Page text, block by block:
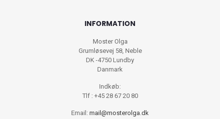
INFORMATION
Moster Olga
Grumløsevej 58, Neble
DK -4750 Lundby
Danmark
Indkøb:
Tlf : +45 28 67 20 80
Email: mail@mosterolga.dk